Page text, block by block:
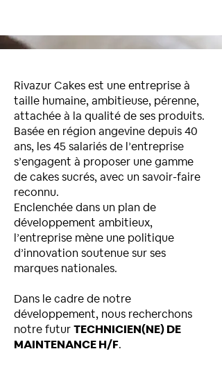
Rivazur Cakesest une entreprise à
taille humaine, ambitieuse, pérenne,
attachée à la qualité de ses produits.
Basée en région angevine depuis 40
ans, les 45 salariés de l’entreprise
s’engagent à proposer une gamme
de cakes sucrés, avec un savoir-faire
reconnu.
Enclenchée dans un plan de
développement ambitieux,
l’entreprise mène une politique
d’innovation soutenue sur ses
marques nationales.
Dans le cadre de notre
développement, nous recherchons
notre futurTECHNICIEN(NE) DE
MAINTENANCE H/F.